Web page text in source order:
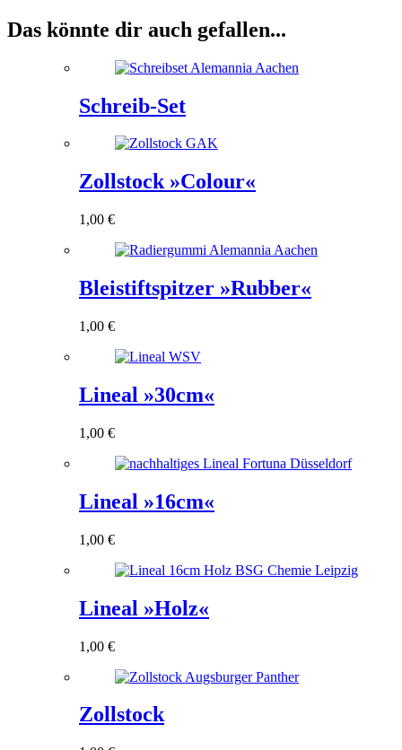
Das könnte dir auch gefallen...
Schreib-Set
Zollstock »Colour«
1,00 €
Bleistiftspitzer »Rubber«
1,00 €
Lineal »30cm«
1,00 €
Lineal »16cm«
1,00 €
Lineal »Holz«
1,00 €
Zollstock